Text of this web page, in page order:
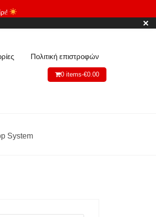
✕
Πολιτική επιστροφών
0 items-€0.00
System